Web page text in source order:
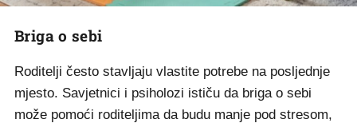
Briga o sebi
Roditelji često stavljaju vlastite potrebe na posljednje
mjesto. Savjetnici i psiholozi ističu da briga o sebi
može pomoći roditeljima da budu manje pod stresom,